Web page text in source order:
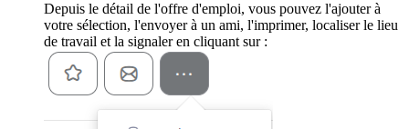
Depuis le détail de l'offre d'emploi, vous pouvez l'ajouter à
votre sélection, l'envoyer à un ami, l'imprimer, localiser le lieu
de travail et la signaler en cliquant sur :